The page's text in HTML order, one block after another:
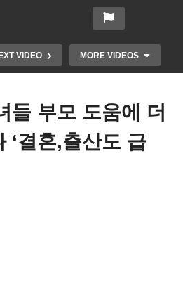
VIDEO MORE VIDEOS
금 인하 ‘거의 모두 공화당 우
들 부모 도움에 더
‘결혼,출산도 급